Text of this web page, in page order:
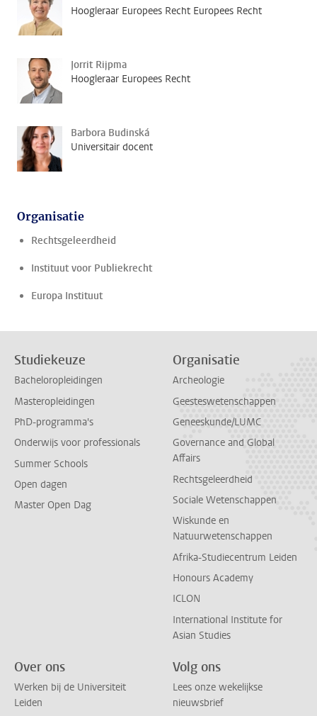
Hoogleraar Europees Recht Europees Recht
Jorrit Rijpma
Hoogleraar Europees Recht
Barbora Budinská
Universitair docent
Organisatie
Rechtsgeleerdheid
Instituut voor Publiekrecht
Europa Instituut
Studiekeuze
Bacheloropleidingen
Masteropleidingen
PhD-programma's
Onderwijs voor professionals
Summer Schools
Open dagen
Master Open Dag
Organisatie
Archeologie
Geesteswetenschappen
Geneeskunde/LUMC
Governance and Global
Affairs
Rechtsgeleerdheid
Sociale Wetenschappen
Wiskunde en
Natuurwetenschappen
Afrika-Studiecentrum Leiden
Honours Academy
ICLON
International Institute for
Asian Studies
Over ons
Werken bij de Universiteit
Leiden
Volg ons
Lees onze wekelijkse
nieuwsbrief